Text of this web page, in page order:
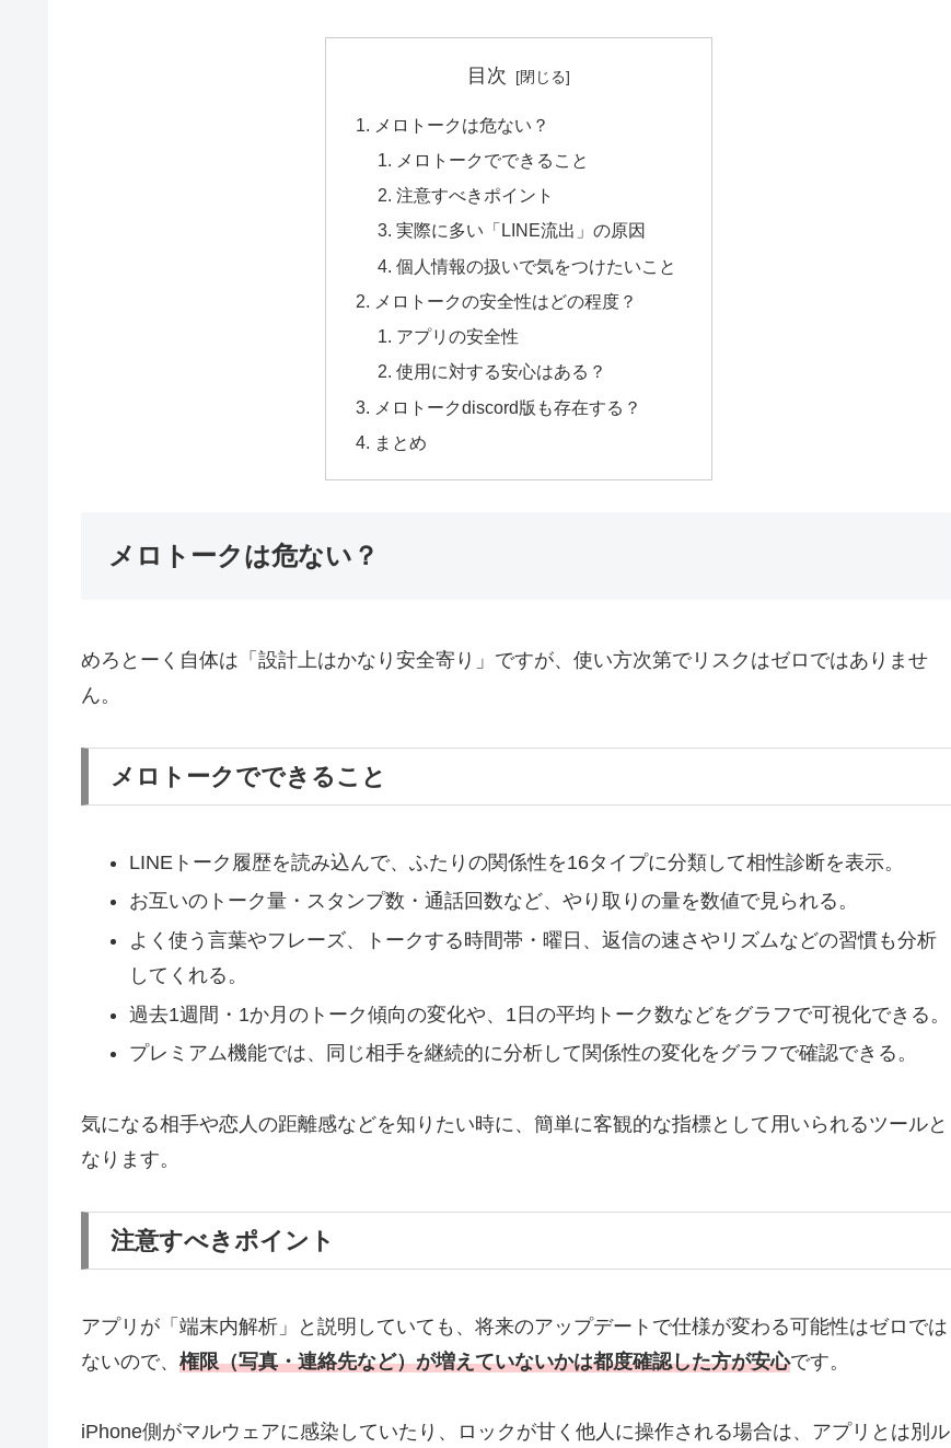
目次
メロトークは危ない？
メロトークでできること
注意すべきポイント
実際に多い「LINE流出」の原因
個人情報の扱いで気をつけたいこと
メロトークの安全性はどの程度？
アプリの安全性
使用に対する安心はある？
メロトークdiscord版も存在する？
まとめ
メロトークは危ない？
めろとーく自体は「設計上はかなり安全寄り」ですが、使い方次第でリスクはゼロではありませ
ん。
メロトークでできること
LINEトーク履歴を読み込んで、ふたりの関係性を16タイプに分類して相性診断を表示。
お互いのトーク量・スタンプ数・通話回数など、やり取りの量を数値で見られる。
よく使う言葉やフレーズ、トークする時間帯・曜日、返信の速さやリズムなどの習慣も分析
してくれる。
過去1週間・1か月のトーク傾向の変化や、1日の平均トーク数などをグラフで可視化できる。
プレミアム機能では、同じ相手を継続的に分析して関係性の変化をグラフで確認できる。
気になる相手や恋人の距離感などを知りたい時に、簡単に客観的な指標として用いられるツールと
なります。
注意すべきポイント
アプリが「端末内解析」と説明していても、将来のアップデートで仕様が変わる可能性はゼロでは
ないので、 権限（写真・連絡先など）が増えていないかは都度確認した方が安心です。
iPhone側がマルウェアに感染していたり、ロックが甘く他人に操作される場合は、アプリとは別ル